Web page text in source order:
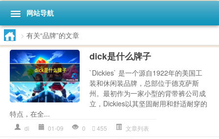
网站导航
> 有关“品牌”的文章
dick是什么牌子
`Dickies` 是一个源自1922年的美国工
装和休闲装品牌，总部位于德克萨斯
州。最初作为一家小型的背带裤公司成
立，Dickies以其坚固耐用和舒适耐穿的
特点，在全...
di 01-09 0 455 文章列表